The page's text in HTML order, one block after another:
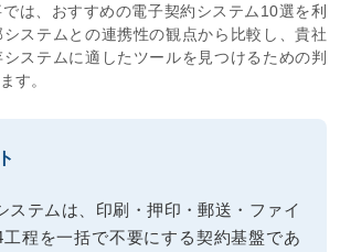
は、おすすめの電子契約システム10選を利
ステムとの連携性の観点から比較し、貴社
ステムに適したツールを見つけるための判
す。
ステムは、印刷・押印・郵送・ファイ
工程を一括で不要にする契約基盤であ